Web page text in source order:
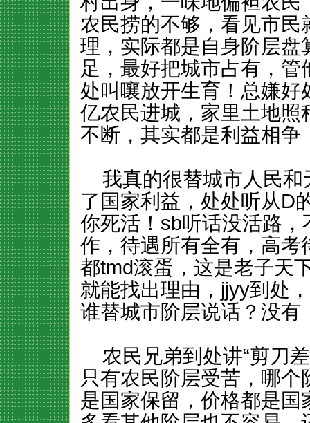
农民捞的不够，看见市
理，实际都是自身阶层
足，最好把城市占有，
处叫嚷放开生育！总嫌
亿农民进城，家里土地
不断，其实都是利益相争
我真的很替城市人民和
了国家利益，处处听从D
你死活！sb听话没活路
作，待遇所有全有，高
都tmd滚蛋，这是老子天
就能找出理由，jjyy到处
谁替城市阶层说话？没有
农民兄弟到处讲“剪刀
只有农民阶层受苦，哪
是国家保留，价格都是